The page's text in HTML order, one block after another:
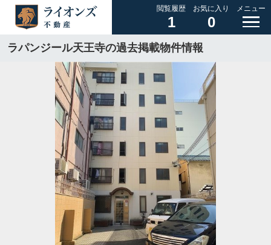
閲覧履歴
1
お気に入り
0
メニュー
ラパンジール天王寺の過去掲載物件情報